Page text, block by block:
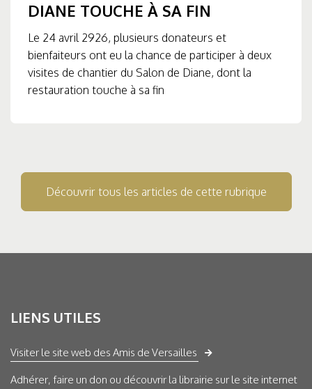
DIANE TOUCHE À SA FIN
Le 24 avril 2926, plusieurs donateurs et
bienfaiteurs ont eu la chance de participer à deux
visites de chantier du Salon de Diane, dont la
restauration touche à sa fin
Découvrir tous les articles de cette rubrique
LIENS UTILES
Visiter le site web des Amis de Versailles
Adhérer, faire un don ou découvrir la librairie sur le site internet